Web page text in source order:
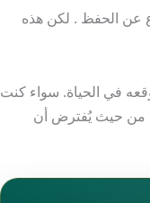
عن الحفظ . لكن هذه
في الحياة. سواء كنت
من حيث يُفترض أن